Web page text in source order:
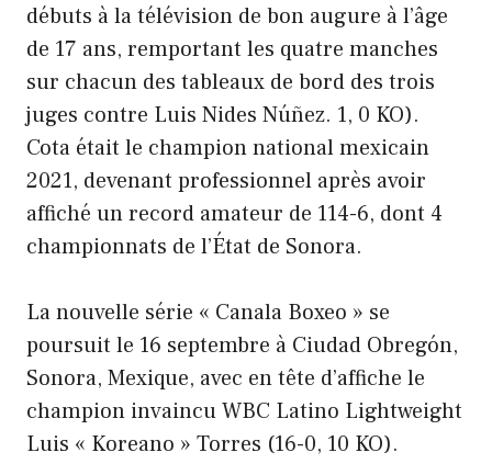
débuts à la télévision de bon augure à l’âge
de 17 ans, remportant les quatre manches
sur chacun des tableaux de bord des trois
juges contre Luis Nides Núñez. 1, 0 KO).
Cota était le champion national mexicain
2021, devenant professionnel après avoir
affiché un record amateur de 114-6, dont 4
championnats de l’État de Sonora.
La nouvelle série « Canala Boxeo » se
poursuit le 16 septembre à Ciudad Obregón,
Sonora, Mexique, avec en tête d’affiche le
champion invaincu WBC Latino Lightweight
Luis « Koreano » Torres (16-0, 10 KO).